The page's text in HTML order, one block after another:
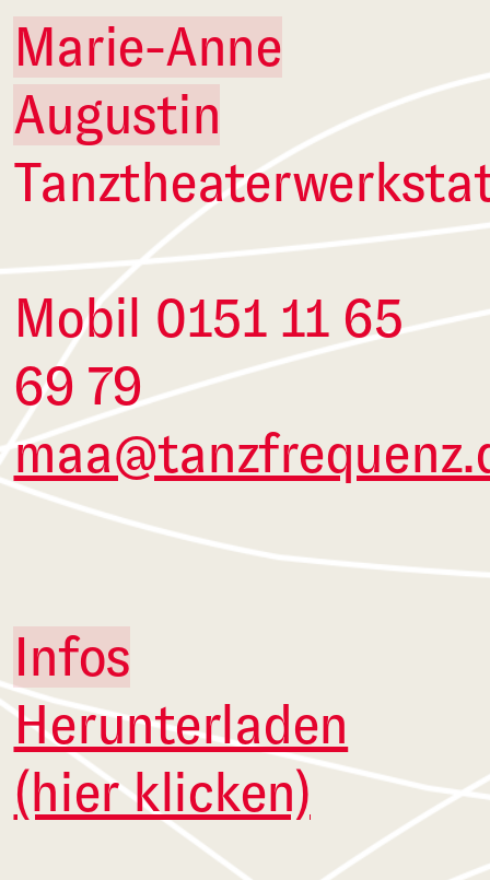
Marie-Anne
Augustin
Mobil 0151 11 65
69 79
Infos
Herunterladen
(hier klicken)